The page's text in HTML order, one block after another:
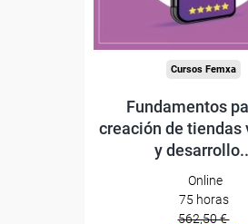
Compra segura
Cursos Femxa
Fundamentos
creación de tiendas
y
Online
75 horas
562,50 €